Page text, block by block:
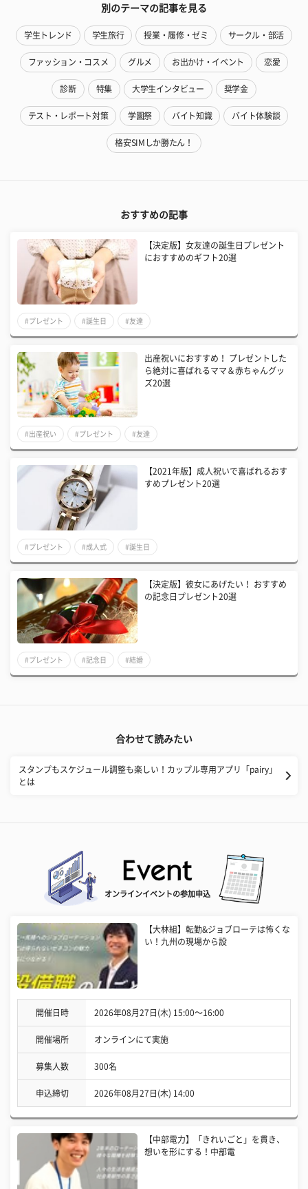
別のテーマの記事を見る
学生トレンド 学生旅行 授業・履修・ゼミ サークル・部活
ファッション・コスメ グルメ お出かけ・イベント 恋愛
診断 特集 大学生インタビュー 奨学金
テスト・レポート対策 学園祭 バイト知識 バイト体験談
格安SIMしか勝たん！
おすすめの記事
【決定版】女友達の誕生日プレゼント
におすすめのギフト20選
#プレゼント #誕生日 #友達
出産祝いにおすすめ！ プレゼントした
ら絶対に喜ばれるママ＆赤ちゃんグッ
ズ20選
#出産祝い #プレゼント #友達
【2021年版】成人祝いで喜ばれるおす
すめプレゼント20選
#プレゼント #成人式 #誕生日
【決定版】彼女にあげたい！ おすすめ
の記念日プレゼント20選
#プレゼント #記念日 #結婚
合わせて読みたい
スタンプもスケジュール調整も楽しい！カップル専用アプリ「pairy」
とは
オンラインイベントの参加申込
【大林組】転勤&ジョブローテは怖くな
い！九州の現場から設
開催日時 2026年08月27日(木) 15:00〜16:00
開催場所 オンラインにて実施
募集人数 300名
申込締切 2026年08月27日(木) 14:00
【中部電力】「きれいごと」を貫き、
想いを形にする！中部電